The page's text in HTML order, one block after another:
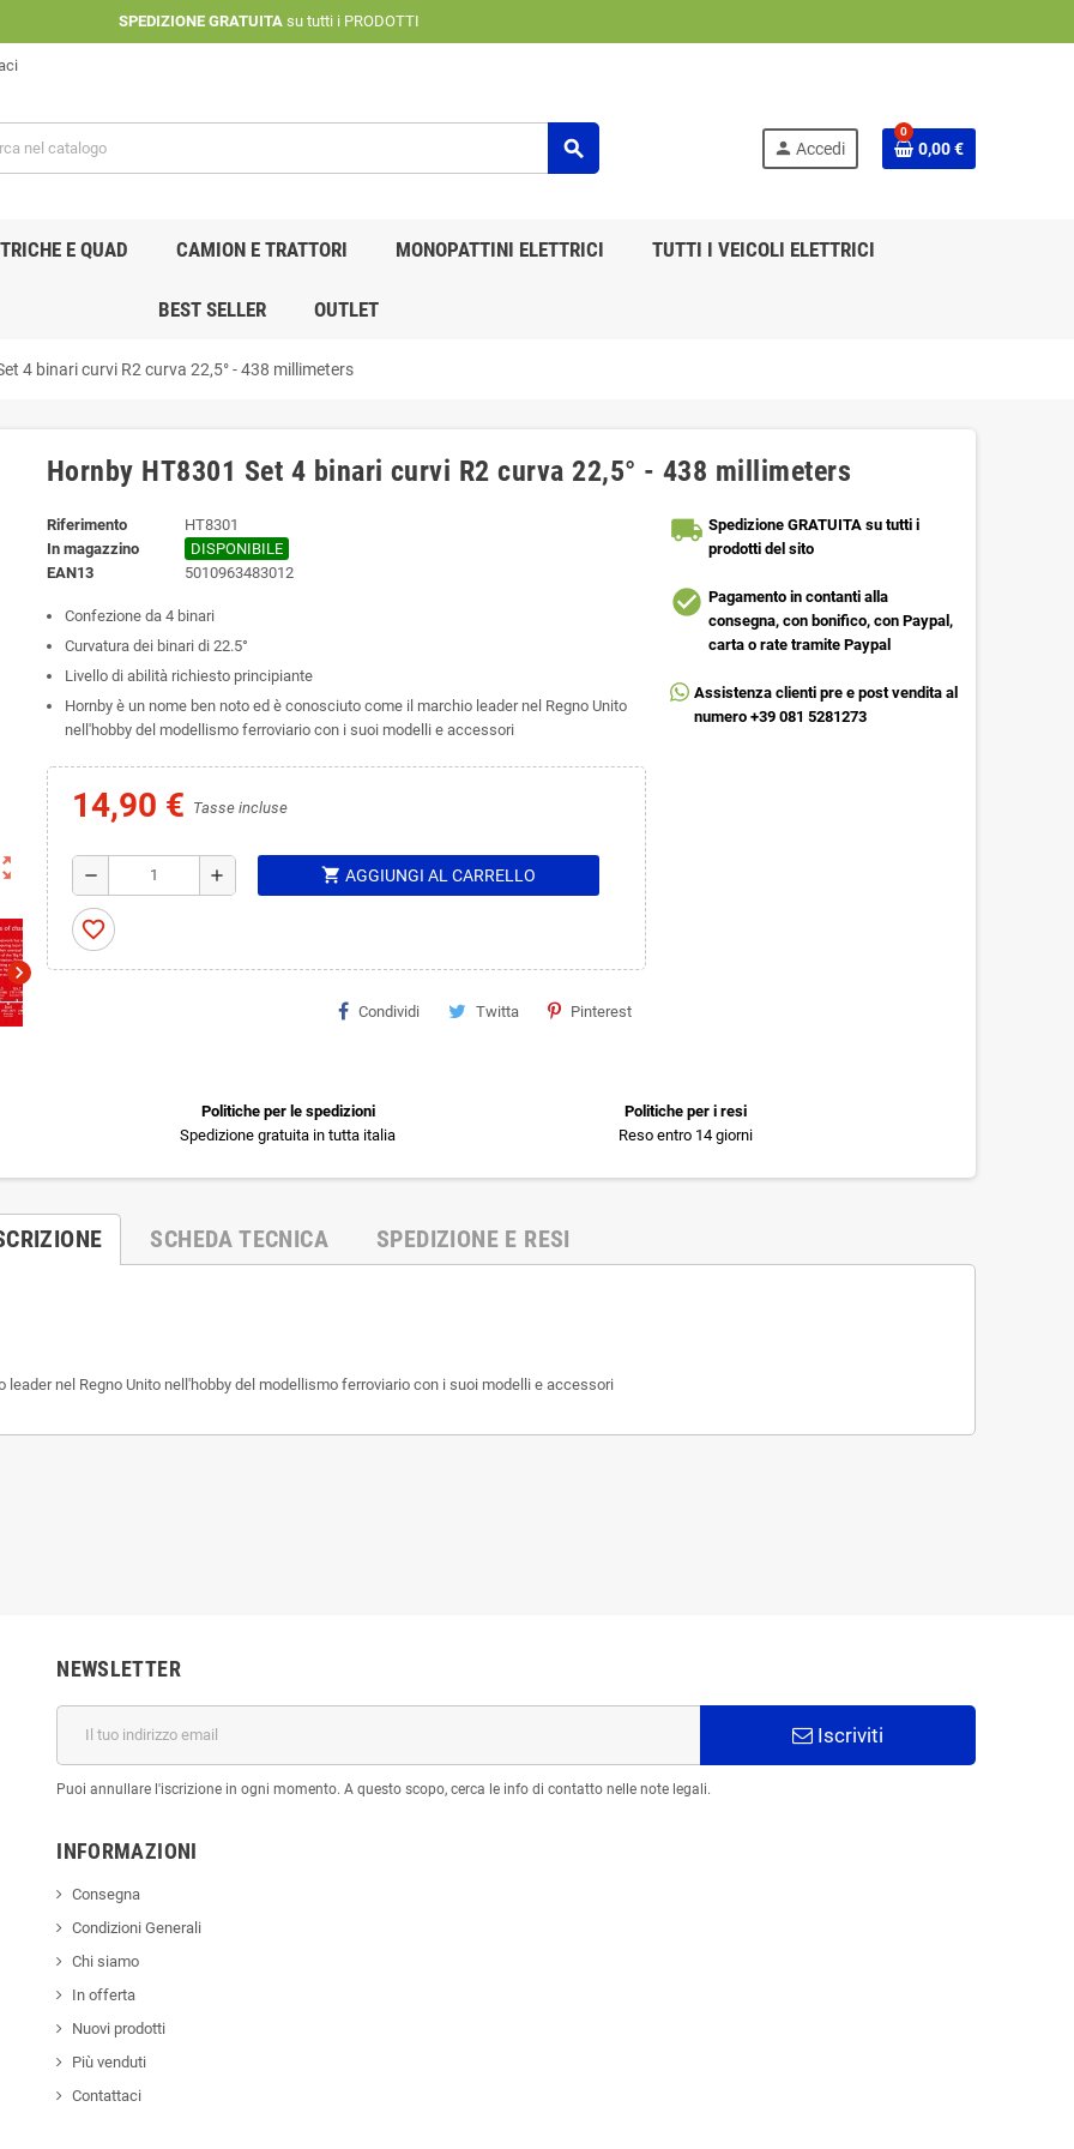
SPEDIZIONE GRATUITAsu tutti i PRODOTTI
search person Accedi
0
0,00 €
E QUAD CAMION E TRATTORI MONOPATTINI ELETTRICI TUTTI I VEICOLI ELETTRICI
BEST SELLER OUTLET
4 binari curvi R2 curva 22,5° - 438 millimeters
chevron_right
Hornby HT8301 Set 4 binari curvi R2 curva 22,5° - 438 millimeters
Riferimento
HT8301
In magazzino
DISPONIBILE
EAN13
5010963483012
Confezione da 4 binari
Curvatura dei binari di 22.5°
Livello di abilità richiesto principiante
Hornby è un nome ben noto ed è conosciuto come il marchio leader nel Regno Unito
nell'hobby del modellismo ferroviario con i suoi modelli e accessori
14,90 € Tasse incluse
remove add shopping_cart AGGIUNGI AL CARRELLO
favorite_border
Condividi Twitta Pinterest
local_shipping Spedizione GRATUITA su tutti i
prodotti del sito
check_circle Pagamento in contanti alla
consegna, con bonifico, con Paypal,
carta o rate tramite Paypal
Assistenza clienti pre e post vendita al
numero +39 081 5281273
Politiche per le spedizioni
Spedizione gratuita in tutta italia
Politiche per i resi
Reso entro 14 giorni
SCHEDA TECNICA SPEDIZIONE E RESI
nel Regno Unito nell'hobby del modellismo ferroviario con i suoi modelli e accessori
NEWSLETTER
Iscriviti
Puoi annullare l'iscrizione in ogni momento. A questo scopo, cerca le info di contatto nelle note legali.
INFORMAZIONI
Consegna
Condizioni Generali
Chi siamo
In offerta
Nuovi prodotti
Più venduti
Contattaci